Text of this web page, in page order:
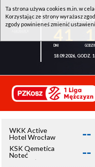
WKK ACTIVE
18.09.2026, GODZ.
WKK Active
Hotel Wrocław
--
KSK Qemetica
Noteć
Inowrocław
--
Ta strona używa cookies m.in. w
Korzystając ze strony wyrażasz
zgody powinieneś zmienić